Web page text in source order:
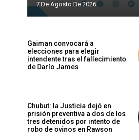
7 De Agosto De 2026
Gaiman convocará a
elecciones para elegir
intendente tras el fallecimiento
de Darío James
Chubut: la Justicia dejó en
prisión preventiva a dos de los
tres detenidos por intento de
robo de ovinos en Rawson